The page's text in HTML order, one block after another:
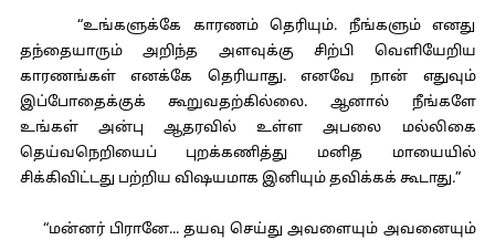
“உங்களுக்கே காரணம் தெரியும். நீங்களும் எனது
தந்தையாரும் அறிந்த அளவுக்கு சிற்பி வெளியேறிய
காரணங்கள் எனக்கே தெரியாது. எனவே நான் எதுவும்
இப்போதைக்குக் கூறுவதற்கில்லை. ஆனால் நீங்களே
உங்கள் அன்பு ஆதரவில் உள்ள அபலை மல்லிகை
தெய்வநெறியைப் புறக்கணித்து மனித மாயையில்
சிக்கிவிட்டது பற்றிய விஷயமாக இனியும் தவிக்கக் கூடாது.”
“மன்னர் பிரானே... தயவு செய்து அவளையும் அவனையும்